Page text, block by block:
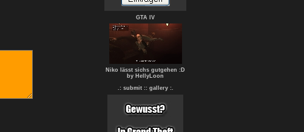
GTA IV
Niko lässt sichs gutgehen :D
by HellyLoon
.: submit : : gallery :.